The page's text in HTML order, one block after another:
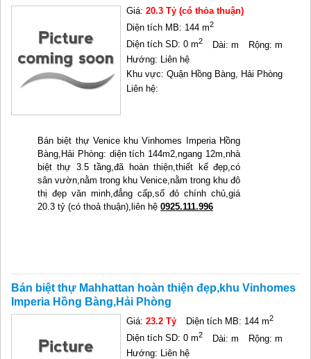
Giá:20.3 Tỷ (có thỏa thuận)
Diện tích MB: 144 m2
Diện tích SD: 0 m2 Dài: m
Rộng: m
Hướng: Liên hệ
Khu vực: Quận Hồng Bàng, Hải Phòng
Liên hệ:
Bán biệt thự Venice khu Vinhomes Imperia Hồng
Bàng,Hải Phòng: diện tích 144m2,ngang 12m,nhà
biệt thự 3.5 tầng,đã hoàn thiện,thiết kế đẹp,có
sân vườn,nằm trong khu Venice,nằm trong khu đô
thị đẹp văn minh,đẳng cấp,sổ đỏ chính chủ,giá
20.3 tỷ (có thoả thuận),liên hệ 0925.111.996
Bán biệt thự Mahhattan hoàn thiện đẹp,khu Vinhomes
Imperia Hồng Bàng,Hải Phòng
Giá:23.2 Tỷ Diện tích MB: 144 m2
Diện tích SD: 0 m2 Dài: m
Rộng: m
Hướng: Liên hệ